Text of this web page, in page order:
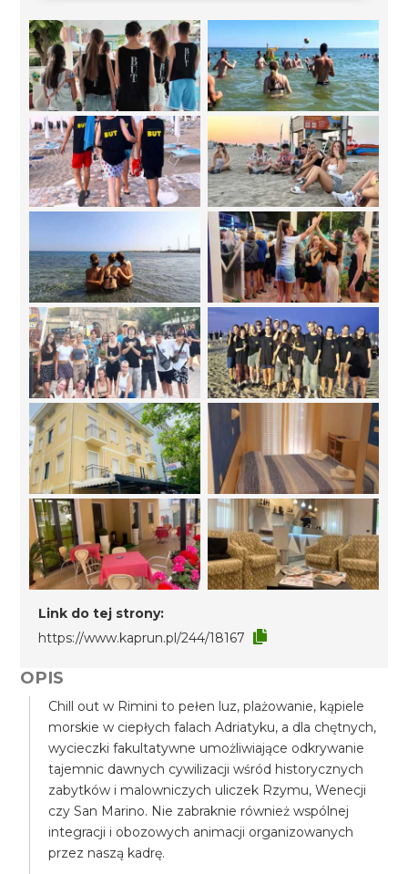
Link do tej strony:
https://www.kaprun.pl/244/18167
OPIS
Chill out w Rimini to pełen luz, plażowanie, kąpiele
morskie w ciepłych falach Adriatyku, a dla chętnych,
wycieczki fakultatywne umożliwiające odkrywanie
tajemnic dawnych cywilizacji wśród historycznych
zabytków i malowniczych uliczek Rzymu, Wenecji
czy San Marino. Nie zabraknie również wspólnej
integracji i obozowych animacji organizowanych
przez naszą kadrę.